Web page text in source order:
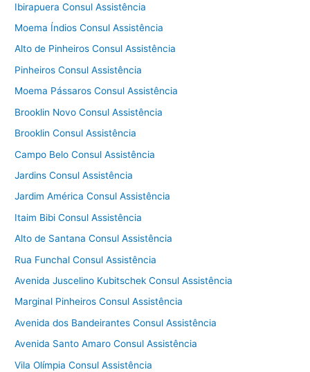
Ibirapuera Consul Assistência
Moema Índios Consul Assistência
Alto de Pinheiros Consul Assistência
Pinheiros Consul Assistência
Moema Pássaros Consul Assistência
Brooklin Novo Consul Assistência
Brooklin Consul Assistência
Campo Belo Consul Assistência
Jardins Consul Assistência
Jardim América Consul Assistência
Itaim Bibi Consul Assistência
Alto de Santana Consul Assistência
Rua Funchal Consul Assistência
Avenida Juscelino Kubitschek Consul Assistência
Marginal Pinheiros Consul Assistência
Avenida dos Bandeirantes Consul Assistência
Avenida Santo Amaro Consul Assistência
Vila Olímpia Consul Assistência